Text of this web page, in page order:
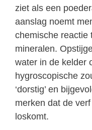
ziet als een
aanslag noemt
chemische reactie
mineralen.
water in de kelder
hygroscopische
‘dorstig’ en
merken dat de
loskomt.